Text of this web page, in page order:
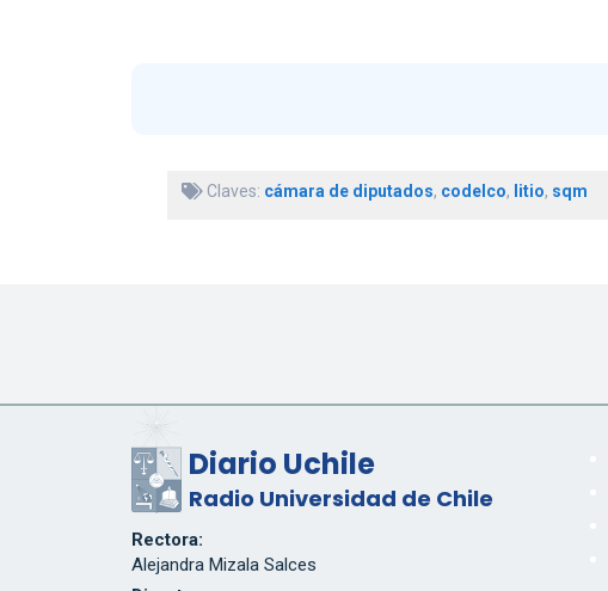
Claves: cámara de diputados, codelco, litio, sqm
Diario Uchile
Radio Universidad de Chile
Rectora:
Alejandra Mizala Salces